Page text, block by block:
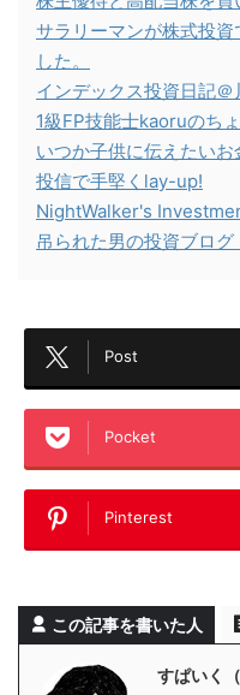
サラリーマンが株式投
した。
インデックス投資日記＠
1級FP技能士kaoruのち
いつか子供に伝えたいお
投信で手堅くlay-up!
NightWalker's
吊られた男の投資ブロ
Post
Pocket
Pinterest
この記事を書いた人
すぱいく